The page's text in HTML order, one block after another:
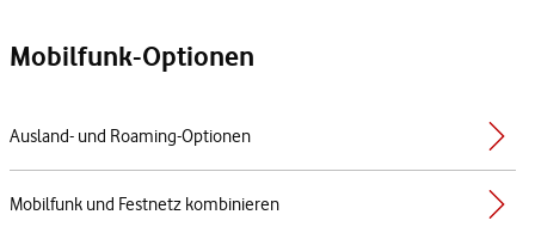
Mobilfunk-Optionen
Ausland- und Roaming-Optionen
Mobilfunk und Festnetz kombinieren